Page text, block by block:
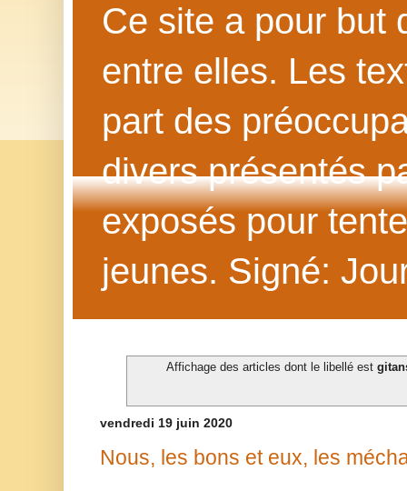
Ce site a pour but
entre elles. Les
part des
divers présentés
exposés pour
jeunes. Signé:
Affichage des articles dont le libellé est
vendredi 19 juin 2020
Nous, les bons et eux, les